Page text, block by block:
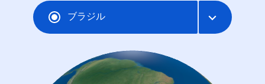
ブラジル